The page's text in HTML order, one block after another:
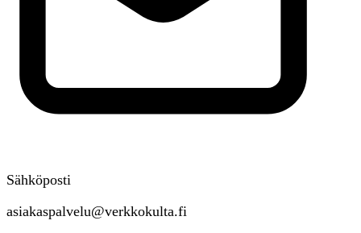
Sähköposti
asiakaspalvelu@verkkokulta.fi